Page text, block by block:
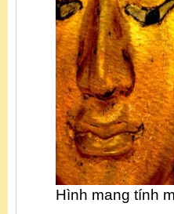
Hình mang tính